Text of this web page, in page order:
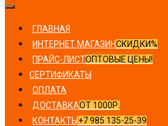
ГЛАВНАЯ
ИНТЕРНЕТ МАГАЗИНСКИДКИ%
ПРАЙС-ЛИСТОПТОВЫЕ ЦЕНЫ!
СЕРТИФИКАТЫ
ОПЛАТА
ДОСТАВКАОТ 1000Р.
КОНТАКТЫ +7 985 135-25-39